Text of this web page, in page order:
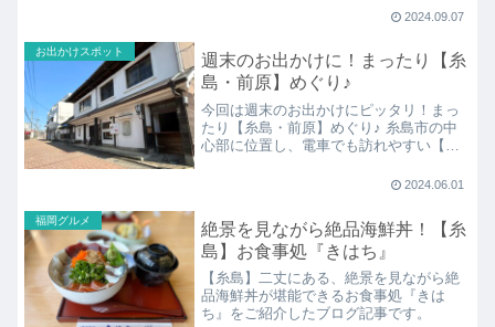
ゴー〜」！映えな店内でいただくビッグ
2024.09.07
お出かけスポット
週末のお出かけに！まったり【糸
島・前原】めぐり♪
今回は週末のお出かけにピッタリ！まっ
たり【糸島・前原】めぐり♪ 糸島市の中
心部に位置し、電車でも訪れやすい【前
歩圏内である前原商店街にはカフェやお
2024.06.01
福岡グルメ
絶景を見ながら絶品海鮮丼！【糸
島】お食事処『きはち』
【糸島】二丈にある、絶景を見ながら絶
品海鮮丼が堪能できるお食事処『きは
ち』をご紹介したブログ記事です。